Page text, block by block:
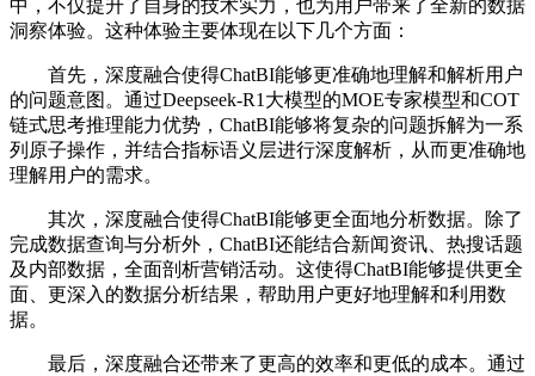
中，不仅提升了自身的技术实力，也为用户带来了全新的数据
洞察体验。这种体验主要体现在以下几个方面：
首先，深度融合使得ChatBI能够更准确地理解和解析用户
的问题意图。通过Deepseek-R1大模型的MOE专家模型和COT
链式思考推理能力优势，ChatBI能够将复杂的问题拆解为一系
列原子操作，并结合指标语义层进行深度解析，从而更准确地
理解用户的需求。
其次，深度融合使得ChatBI能够更全面地分析数据。除了
完成数据查询与分析外，ChatBI还能结合新闻资讯、热搜话题
及内部数据，全面剖析营销活动。这使得ChatBI能够提供更全
面、更深入的数据分析结果，帮助用户更好地理解和利用数
据。
最后，深度融合还带来了更高的效率和更低的成本。通过